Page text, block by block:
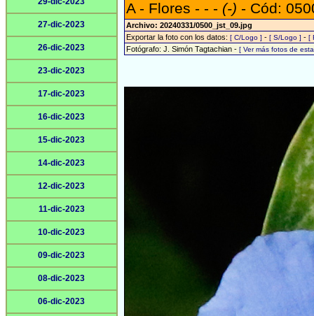
27-dic-2023
26-dic-2023
23-dic-2023
17-dic-2023
16-dic-2023
15-dic-2023
14-dic-2023
12-dic-2023
11-dic-2023
10-dic-2023
09-dic-2023
08-dic-2023
06-dic-2023
A - Flores - - - (-) - Cód:
Archivo: 20240331/0500_jst_09.jpg
Exportar la foto con los datos: [ C/Logo ] - [ S/Logo ] - [
Fotógrafo: J. Simón Tagtachian - [ Ver más fotos de